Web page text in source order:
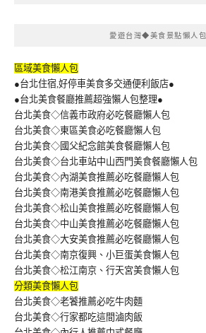
愛遊台灣◆美食景點懶人包
區域美食懶人包
●台北住宿,好停車美食多交通便利飯店●
●台北美食餐廳推薦超強懶人包整理●
台北美食◇信義市政府必吃餐廳懶人包
台北美食◇東區美食必吃餐廳懶人包
台北美食◇國父紀念館美食餐廳懶人包
台北美食◇台北車站中山西門美食餐廳懶人包
台北美食◇內湖美食推薦必吃餐廳懶人包
台北美食◇南港美食推薦必吃餐廳懶人包
台北美食◇松山美食推薦必吃餐廳懶人包
台北美食◇中山美食推薦必吃餐廳懶人包
台北美食◇大安美食推薦必吃餐廳懶人包
台北美食◇南京復興、小巨蛋美食懶人包
台北美食◇松江南京、行天宮美食懶人包
分類美食懶人包
台北美食◇老饕推薦必吃牛肉麵
台北美食◇行家都吃這間滷肉飯